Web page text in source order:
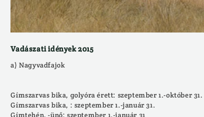
Vadászati idények 2015
a) Nagyvadfajok
Gímszarvas bika, golyóra érett: szeptember 1.-október 31.
Gímszarvas bika, : szeptember 1.-január 31.
Gímtehén, -ünő: szeptember 1.-január 31